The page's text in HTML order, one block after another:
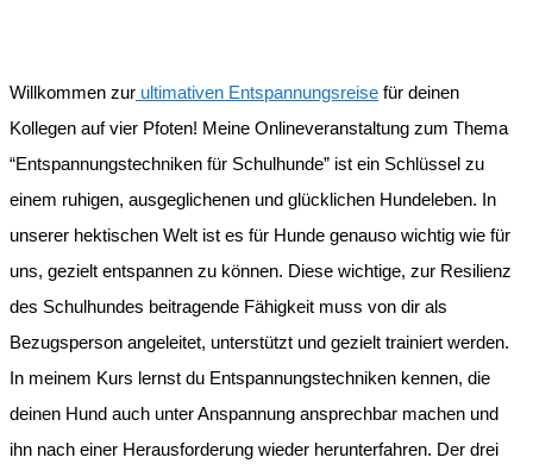
Willkommen zur ultimativen Entspannungsreise für deinen
Kollegen auf vier Pfoten! Meine Onlineveranstaltung zum Thema
“Entspannungstechniken für Schulhunde” ist ein Schlüssel zu
einem ruhigen, ausgeglichenen und glücklichen Hundeleben. In
unserer hektischen Welt ist es für Hunde genauso wichtig wie für
uns, gezielt entspannen zu können. Diese wichtige, zur Resilienz
des Schulhundes beitragende Fähigkeit muss von dir als
Bezugsperson angeleitet, unterstützt und gezielt trainiert werden.
In meinem Kurs lernst du Entspannungstechniken kennen, die
deinen Hund auch unter Anspannung ansprechbar machen und
ihn nach einer Herausforderung wieder herunterfahren. Der drei